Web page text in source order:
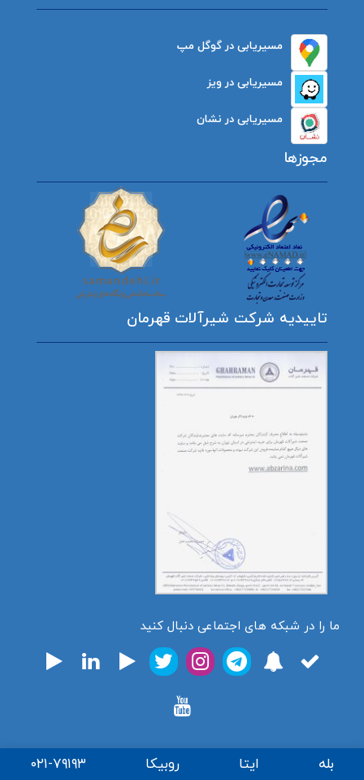
مسیریابی در گوگل مپ
مسیریابی در ویز
مسیریابی در نشان
مجوزها
تاییدیه شرکت شیرآلات قهرمان
ما را در شبکه های اجتماعی دنبال کنید
تمامی حقوق برای فروشگاه اینترنتی ابزارینا محفوظ میباشد بله ایتا روبیکا ۰۲۱-۷۹۱۹۳